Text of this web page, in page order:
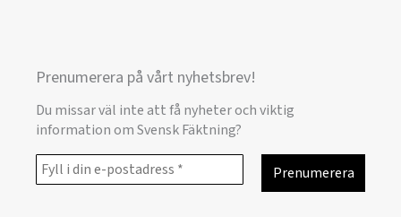
Prenumerera på vårt nyhetsbrev!
Du missar väl inte att få nyheter och viktig
information om Svensk Fäktning?